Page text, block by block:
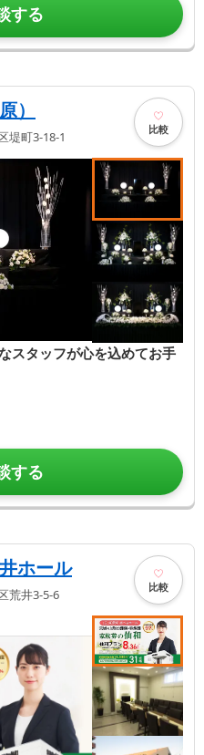
する
）
堤町3-18-1 比較
スタッフが心を込めてお手
する
ホール
荒井3-5-6 比較